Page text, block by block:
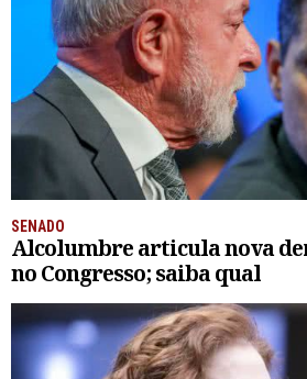
SENADO
Alcolumbre articula nova
no Congresso; saiba qual